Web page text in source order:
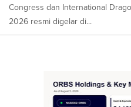
Congress dan International
2026 resmi digelar di...